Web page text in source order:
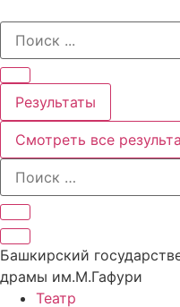
содержимому
Search
Результаты
Смотреть все
Башкирский
драмы им.М.Гафури
Театр